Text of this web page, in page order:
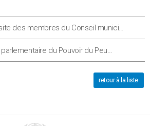
Visite des membres du Conseil municipal
Visite parlementaire du Pouvoir du Peuple.
retour à la liste